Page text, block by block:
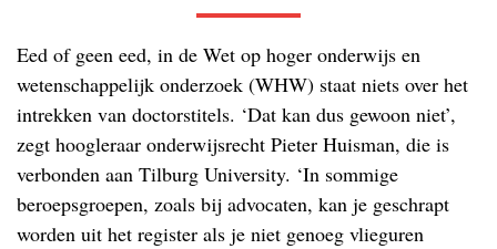
Eed of geen eed, in de Wet op hoger onderwijs en
wetenschappelijk onderzoek (WHW) staat niets over het
intrekken van doctorstitels. ‘Dat kan dus gewoon niet’,
zegt hoogleraar onderwijsrecht Pieter Huisman, die is
verbonden aan Tilburg University. ‘In sommige
beroepsgroepen, zoals bij advocaten, kan je geschrapt
worden uit het register als je niet genoeg vlieguren